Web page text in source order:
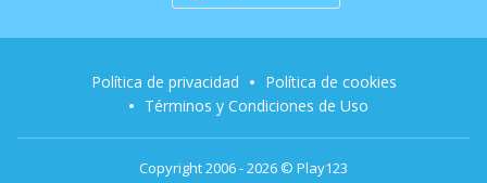
Copyright 2006 - 2026 © Play123
Política de privacidad
Política de cookies
Términos y Condiciones de Uso